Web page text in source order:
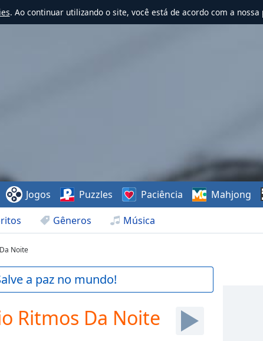
. Ao continuar utilizando o site, você está de acordo com a
Gêneros Música
Jogos Puzzles Paciência Mahjong
Noite
a paz no mundo!
Ritmos Da Noite